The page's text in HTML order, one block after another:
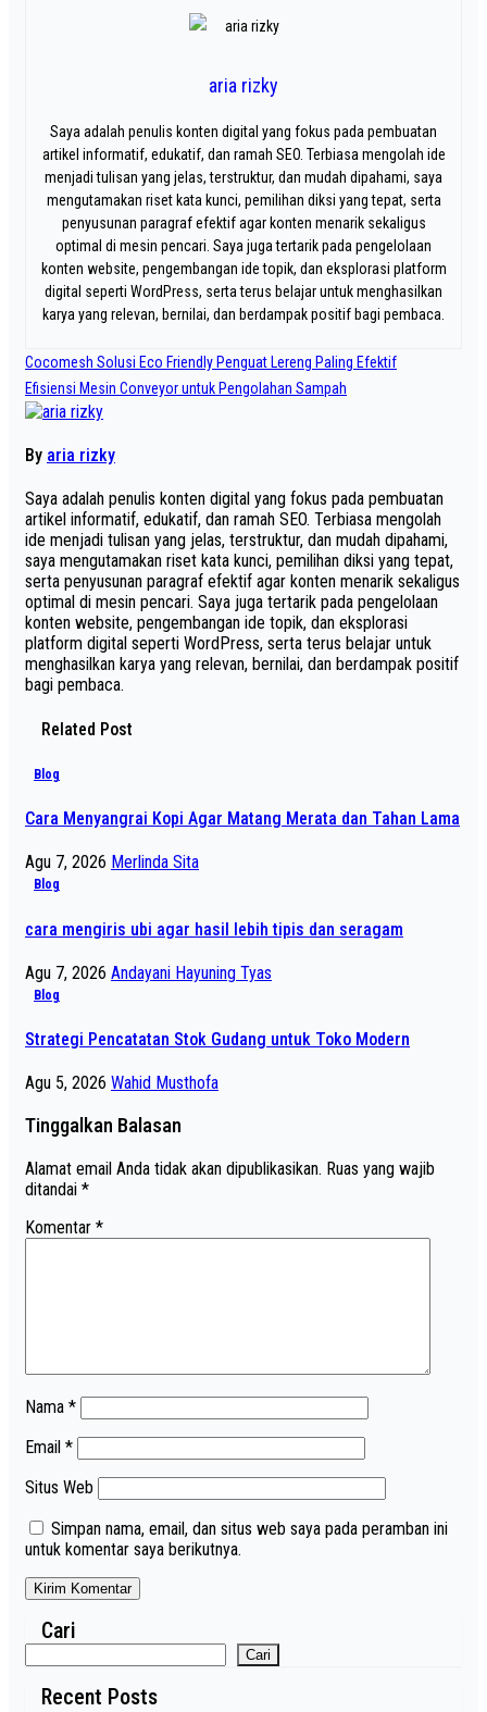
aria rizky
Saya adalah penulis konten digital yang fokus pada pembuatan
artikel informatif, edukatif, dan ramah SEO. Terbiasa mengolah ide
menjadi tulisan yang jelas, terstruktur, dan mudah dipahami, saya
mengutamakan riset kata kunci, pemilihan diksi yang tepat, serta
penyusunan paragraf efektif agar konten menarik sekaligus
optimal di mesin pencari. Saya juga tertarik pada pengelolaan
konten website, pengembangan ide topik, dan eksplorasi platform
digital seperti WordPress, serta terus belajar untuk menghasilkan
karya yang relevan, bernilai, dan berdampak positif bagi pembaca.
Navigasi
pos
Cocomesh Solusi Eco Friendly Penguat Lereng Paling Efektif
Efisiensi Mesin Conveyor untuk Pengolahan Sampah
By aria rizky
Saya adalah penulis konten digital yang fokus pada pembuatan
artikel informatif, edukatif, dan ramah SEO. Terbiasa mengolah
ide menjadi tulisan yang jelas, terstruktur, dan mudah dipahami,
saya mengutamakan riset kata kunci, pemilihan diksi yang tepat,
serta penyusunan paragraf efektif agar konten menarik sekaligus
optimal di mesin pencari. Saya juga tertarik pada pengelolaan
konten website, pengembangan ide topik, dan eksplorasi
platform digital seperti WordPress, serta terus belajar untuk
menghasilkan karya yang relevan, bernilai, dan berdampak positif
bagi pembaca.
Related Post
Blog
Cara Menyangrai Kopi Agar Matang Merata dan Tahan Lama
Agu 7, 2026 Merlinda Sita
Blog
cara mengiris ubi agar hasil lebih tipis dan seragam
Agu 7, 2026 Andayani Hayuning Tyas
Blog
Strategi Pencatatan Stok Gudang untuk Toko Modern
Agu 5, 2026 Wahid Musthofa
Tinggalkan Balasan
Alamat email Anda tidak akan dipublikasikan. Ruas yang wajib
ditandai *
Komentar *
Nama *
Email *
Situs Web
Simpan nama, email, dan situs web saya pada peramban ini
untuk komentar saya berikutnya.
Cari
Cari
Recent Posts